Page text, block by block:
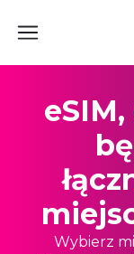
Wybierz